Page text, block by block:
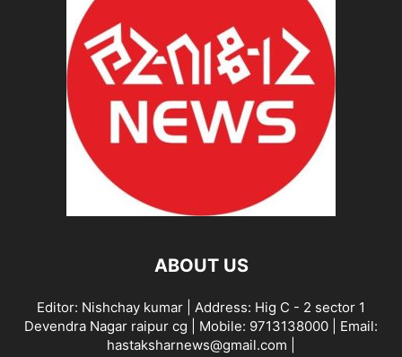
ABOUT US
Editor: Nishchay kumar | Address: Hig C - 2 sector 1
Devendra Nagar raipur cg | Mobile: 9713138000 | Email:
hastaksharnews@gmail.com |